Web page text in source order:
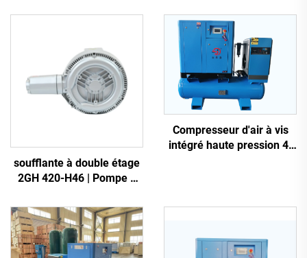
soufflante à double étage
2GH 420-H46 | Pompe à
triphasée
Compresseur d'air à vis
intégré haute pression 4-